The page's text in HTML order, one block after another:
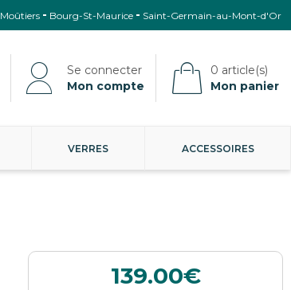
Moûtiers Bourg-St-Maurice Saint-Germain-au-Mont-d'Or
Mon compte Mon panier
VERRES ACCESSOIRES
139.00